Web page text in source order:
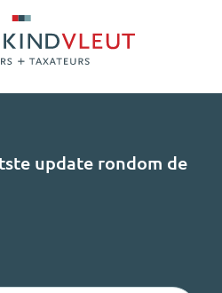
update rondom de